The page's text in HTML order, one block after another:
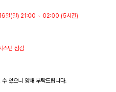
일(일) 21:00 ~ 02:00 (5시간)
스템 점검
있으니 양해 부탁드립니다.